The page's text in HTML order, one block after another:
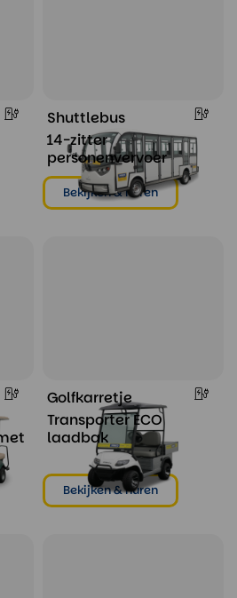
Shuttlebus
14-zitter
personenvervoer
Bekijken & huren
Golfkarretje
Transporter ECO
laadbak
Bekijken & huren